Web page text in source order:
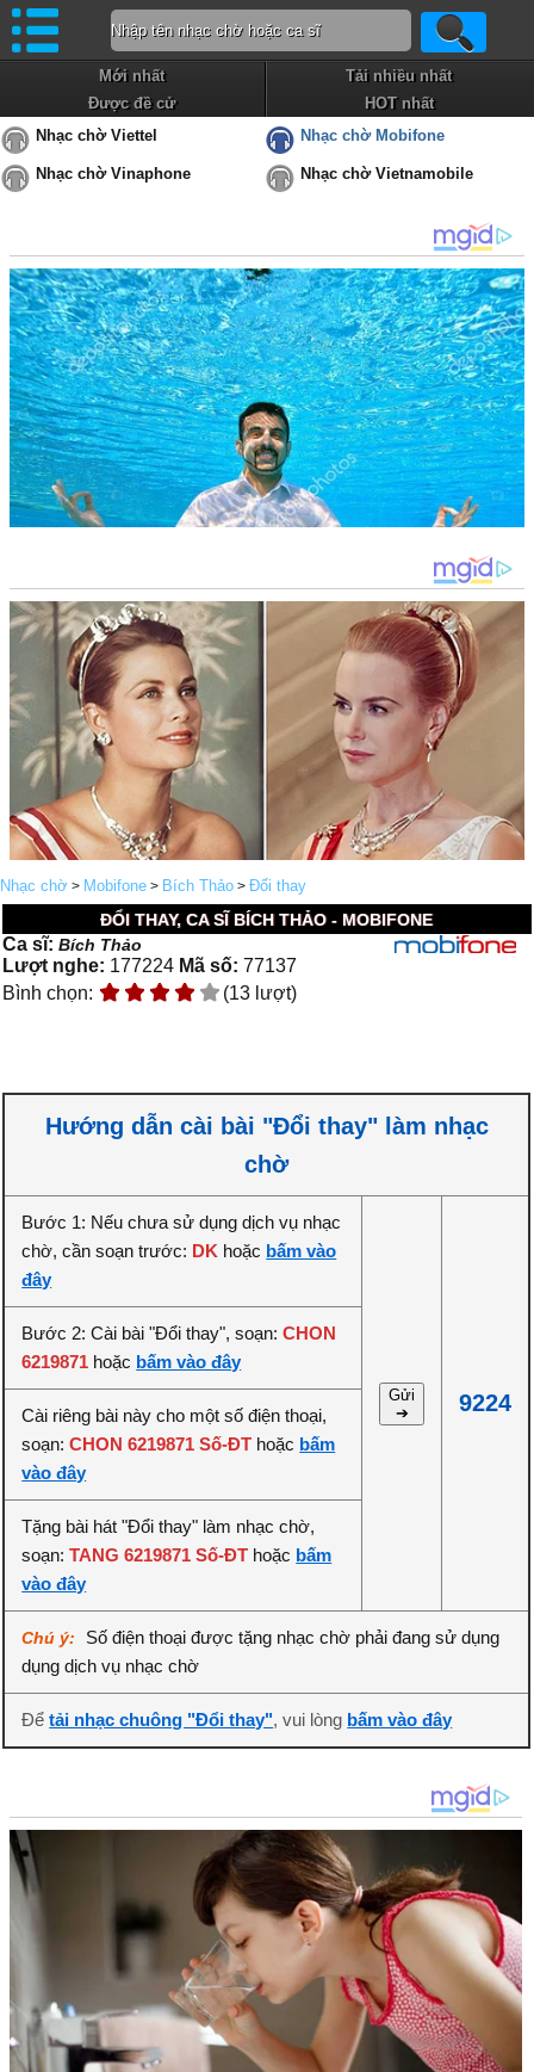
Mới nhất
Tải nhiều nhất
Được đề cử
HOT nhất
Nhạc chờ Viettel
Nhạc chờ Mobifone
Nhạc chờ Vinaphone Nhạc chờ Vietnamobile
Nhạc chờ > Mobifone > Bích Thảo > Đổi thay
ĐỔI THAY, CA SĨ BÍCH THẢO - MOBIFONE
Ca sĩ:Bích Thảo
Lượt nghe: 177224 Mã số: 77137
Bình chọn:
(13 lượt)
Hướng dẫn cài bài "Đổi thay" làm nhạc
chờ
Bước 1: Nếu chưa sử dụng dịch vụ nhạc
chờ, cần soạn trước: DK hoặc bấm vào
đây
Gửi
➔
9224
Bước 2: Cài bài "Đổi thay", soạn:CHON
6219871 hoặc bấm vào đây
Cài riêng bài này cho một số điện thoại,
soạn:CHON 6219871 Số-ĐT hoặc bấm
vào đây
Tặng bài hát "Đổi thay" làm nhạc chờ,
soạn:TANG 6219871 Số-ĐT hoặc bấm
vào đây
Chú ý:
Số điện thoại được tặng nhạc chờ phải đang sử dụng
dụng dịch vụ nhạc chờ
Đểtải nhạc chuông "Đổi thay", vui lòng bấm vào đây